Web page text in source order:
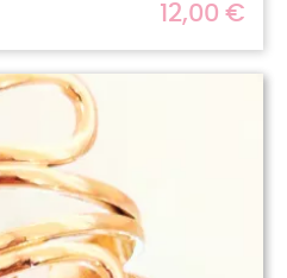
12,00 €